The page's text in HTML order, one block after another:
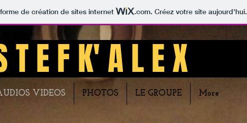
de création de sites internet .com. Créez votre site aujourd'hui.
T E F K' A L E X
VIDEOS PHOTOS LE GROUPE More